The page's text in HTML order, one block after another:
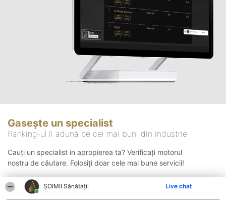
ŞOIMII Sănătații Live chat
Gasește un specialist
Ranking-ul îi adună pe cei mai buni din industrie
Cauți un specialist in apropierea ta? Verificați motorul
nostru de căutare. Folosiți doar cele mai bune servicii!